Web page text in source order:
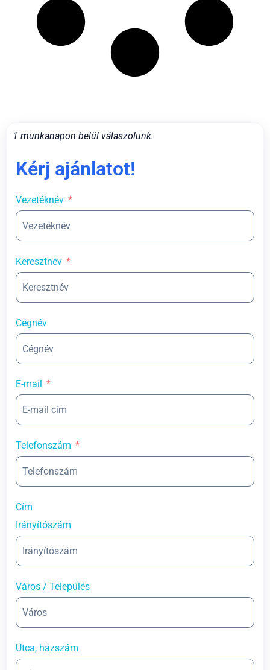
1 munkanapon belül válaszolunk.
Kérj ajánlatot!
Vezetéknév
Keresztnév
Cégnév
E-mail
Telefonszám
Cím
Irányítószám
Város / Település
Utca, házszám